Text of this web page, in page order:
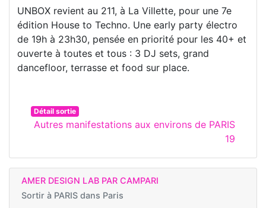
UNBOX revient au 211, à La Villette, pour une 7e
édition House to Techno. Une early party électro
de 19h à 23h30, pensée en priorité pour les 40+ et
ouverte à toutes et tous : 3 DJ sets, grand
dancefloor, terrasse et food sur place.
Détail sortie
Autres manifestations aux environs de PARIS
19
AMER DESIGN LAB PAR CAMPARI
Sortir à PARIS dans Paris